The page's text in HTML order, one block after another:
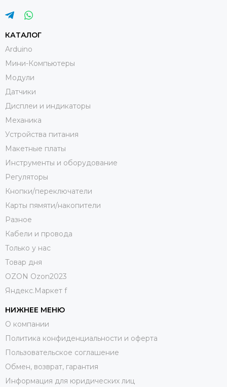
КАТАЛОГ
Arduino
Мини-Компьютеры
Модули
Датчики
Дисплеи и индикаторы
Механика
Устройства питания
Макетные платы
Инструменты и оборудование
Регуляторы
Кнопки/переключатели
Карты пямяти/накопители
Разное
Кабели и провода
Только у нас
Товар дня
OZON Ozon2023
Яндекс.Маркет f
НИЖНЕЕ МЕНЮ
О компании
Политика конфиденциальности и оферта
Пользовательское соглашение
Обмен, возврат, гарантия
Информация для юридических лиц